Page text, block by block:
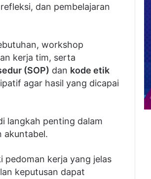
dan pembelajaran
workshop
kerja tim, serta
(SOP) dan kode etik
agar hasil yang dicapai
langkah penting dalam
akuntabel.
pedoman kerja yang jelas
keputusan dapat